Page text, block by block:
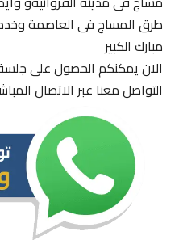
طرق المساج فى العاصمة وخدمة
مبارك الكبير
الان يمكنكم الحصول على جلسة
التواصل معنا عبر الاتصال